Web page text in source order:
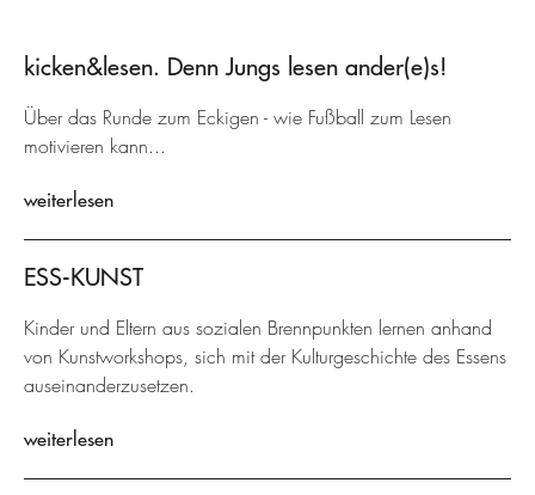
kicken&lesen. Denn Jungs lesen ander(e)s!
Über das Runde zum Eckigen - wie Fußball zum Lesen
motivieren kann...
weiterlesen
ESS-KUNST
Kinder und Eltern aus sozialen Brennpunkten lernen anhand
von Kunstworkshops, sich mit der Kulturgeschichte des Essens
auseinanderzusetzen.
weiterlesen